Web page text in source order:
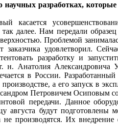
разработках, которые
касается
далее. Нам передали
Проблемой
заказчика удовлетворил.
разработку и
Александровича
в России.
а его запуск в
Петровичем Осиповым
передачи. Данное
августа будут подготовлены
производятся. Их